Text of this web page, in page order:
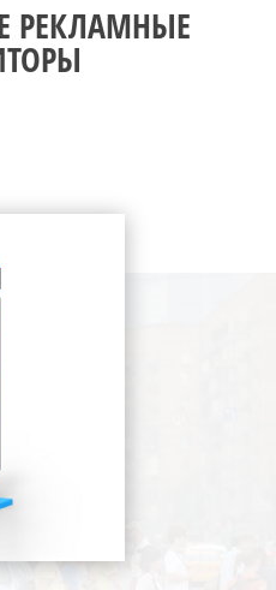
РЕКЛАМНЫЕ